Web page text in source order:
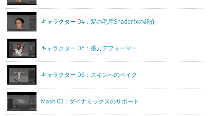
キャラクター 04：髪の毛用Shaderfxの紹介
キャラクター 05：張力デフォーマー
キャラクター 06：スキンへのベイク
Mash 01：ダイナミックスのサポート